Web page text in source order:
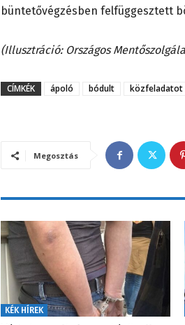
büntetővégzésben felfüggesztett
(Illusztráció: Országos
CÍMKÉK ápoló bódult közfeladatot
Megosztás
KÉK HÍREK